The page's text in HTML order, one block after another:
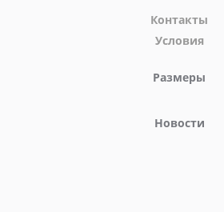
Контакты
Условия
Размеры
Новости